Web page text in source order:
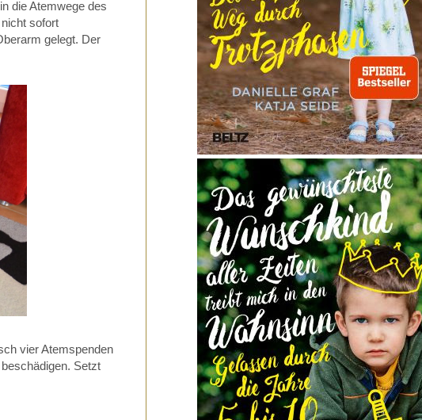
die Atemwege des
sofort
gelegt. Der
vier Atemspenden
Setzt